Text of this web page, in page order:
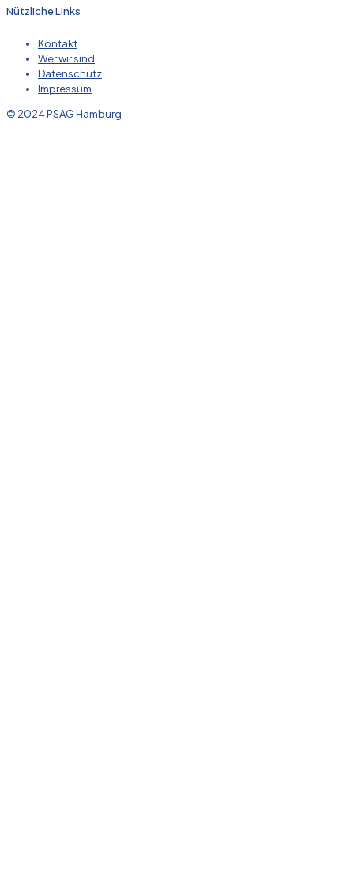
Nützliche Links
Kontakt
Wer wir sind
Datenschutz
Impressum
© 2024 PSAG Hamburg